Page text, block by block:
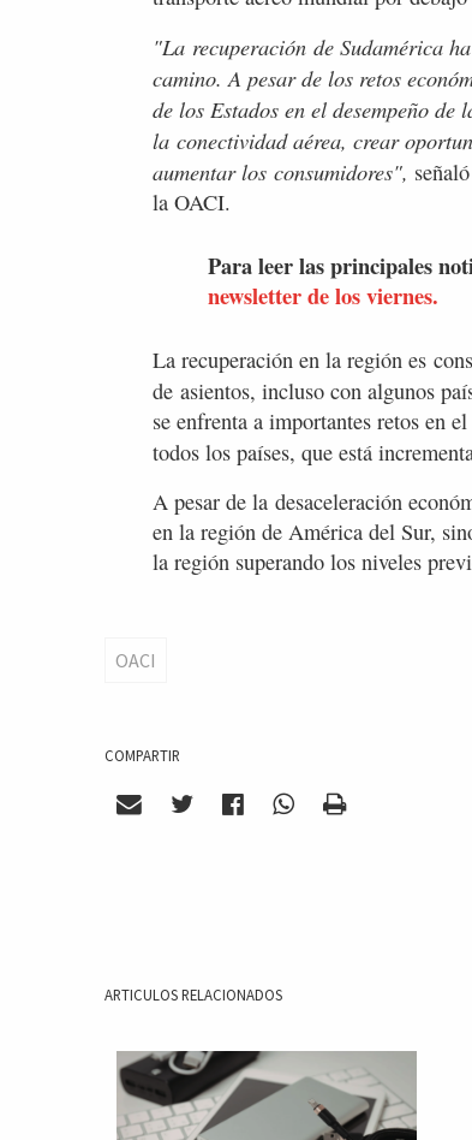
"La recuperación de Sudamérica
camino. A pesar de los retos
de los Estados en el desempeño
la conectividad aérea, crear
aumentar los consumidores", señaló
la OACI.
Para leer las principales
newsletter de los viernes.
La recuperación en la región es
de asientos, incluso con algunos
se enfrenta a importantes retos en
todos los países, que está
A pesar de la desaceleración
en la región de América del Sur,
la región superando los niveles
OACI
COMPARTIR
ARTICULOS RELACIONADOS